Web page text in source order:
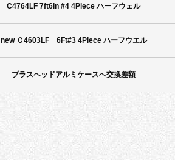
C4764LF 7ft6in #4 4Piece ハーフウェル
new Ｃ4603LF 6Ft#3 4Piece ハーフウエル
ブラスヘッドアルミケースへ交換差額